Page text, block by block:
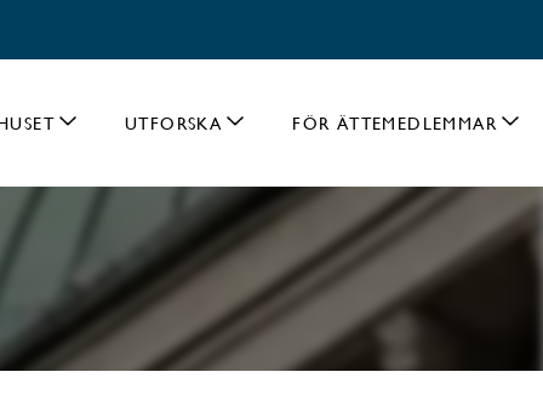
UTFORSKA FÖR ÄTTEMEDLEMMAR